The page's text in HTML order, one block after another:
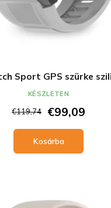
Sport GPS szürke
€119,74 €99,09
Kosárba
KÉSZLETEN